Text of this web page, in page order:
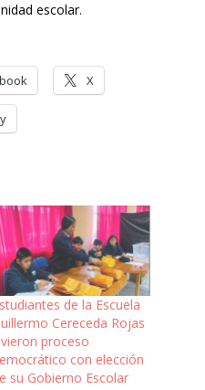
escolar.
X
de la Escuela
Cereceda Rojas
proceso
con elección
su Gobierno Escolar